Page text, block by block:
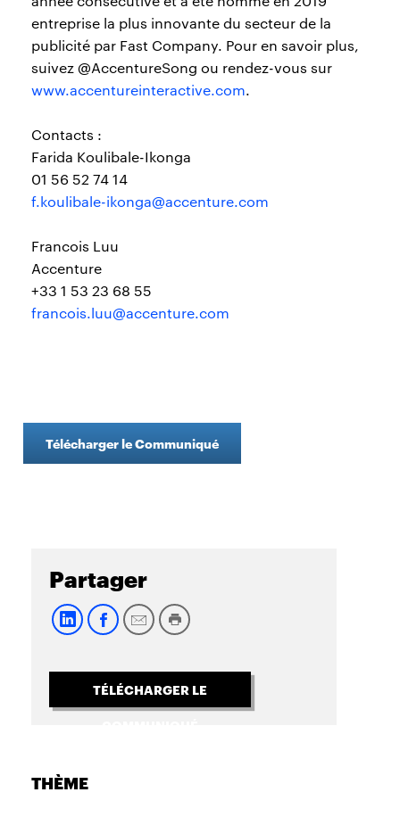
entreprise la plus innovante du secteur de la
publicité par Fast Company. Pour en savoir plus,
suivez @AccentureSong ou rendez-vous sur
www.accentureinteractive.com.
Contacts :
Farida Koulibale-Ikonga
01 56 52 74 14
f.koulibale-ikonga@accenture.com
Francois Luu
Accenture
+33 1 53 23 68 55
francois.luu@accenture.com
Télécharger le Communiqué
Partager
TÉLÉCHARGER LE
THÈME